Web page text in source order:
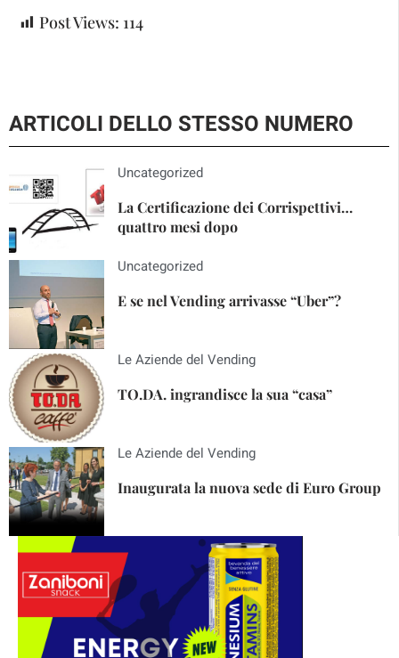
Post Views: 114
ARTICOLI DELLO STESSO NUMERO
Uncategorized
La Certificazione dei Corrispettivi…
quattro mesi dopo
Uncategorized
E se nel Vending arrivasse “Uber”?
Le Aziende del Vending
TO.DA. ingrandisce la sua “casa”
Le Aziende del Vending
Inaugurata la nuova sede di Euro Group